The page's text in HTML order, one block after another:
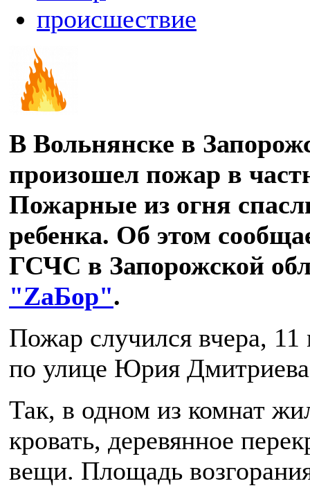
происшествие
В Вольнянске в
произошел пожар в
Пожарные из огня
ребенка. Об этом
ГСЧС в Запорожской
"ZаБор".
Пожар случился вчера, 11
по улице Юрия
Так, в одном из комнат
кровать, деревянное
вещи. Площадь